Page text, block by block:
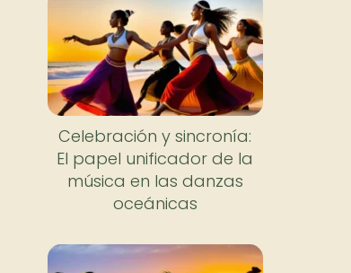
Celebración y sincronía:
El papel unificador de la
música en las danzas
oceánicas